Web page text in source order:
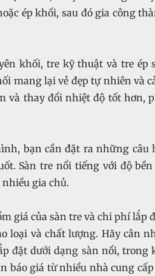
ép khối, sau đó gia công
khối, tre kỹ thuật và tre ép
mang lại vẻ đẹp tự nhiên và
và thay đổi nhiệt độ tốt hơn,
bạn cần đặt ra những câu
Sàn tre nổi tiếng với độ bền
gia chủ.
giá của sàn tre và chi phí lắp
loại và chất lượng. Hãy cân
đặt dưới dạng sàn nổi, trong
báo giá từ nhiều nhà cung cấp